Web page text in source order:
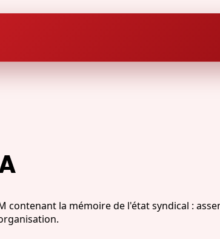
contenant la mémoire de l'état syndical :